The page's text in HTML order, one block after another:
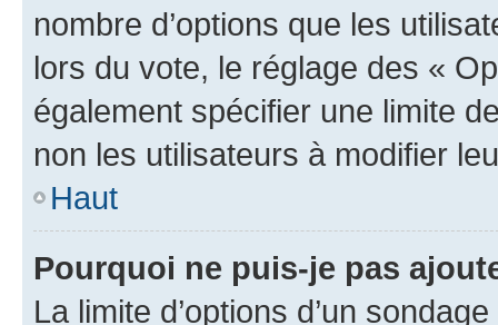
nombre d’options que les
lors du vote, le réglage des «
également spécifier une limite
non les utilisateurs à modifier
Haut
Pourquoi ne puis-je pas
La limite d’options d’un